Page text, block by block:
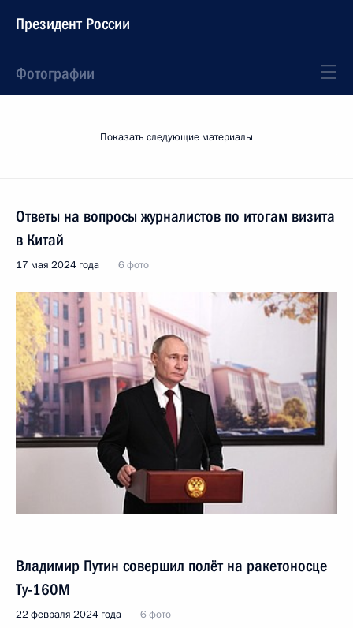
Президент России
Фотографии
Показать следующие материалы
Ответы на вопросы журналистов по итогам визита
в Китай
17 мая 2024 года 6 фото
Владимир Путин совершил полёт на ракетоносце
Ту-160М
22 февраля 2024 года 6 фото